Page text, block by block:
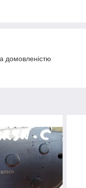
домовленістю